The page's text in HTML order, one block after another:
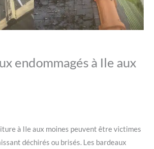
endommagés à Ile aux
à Ile aux moines peuvent être victimes
déchirés ou brisés. Les bardeaux